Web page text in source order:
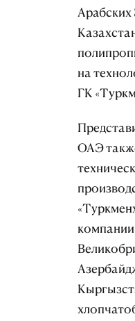
на
ГК
ОАЭ